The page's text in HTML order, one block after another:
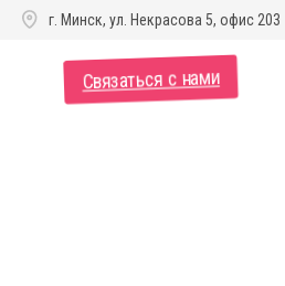
г. Минск, ул. Некрасова 5, офис 203
Связаться с нами